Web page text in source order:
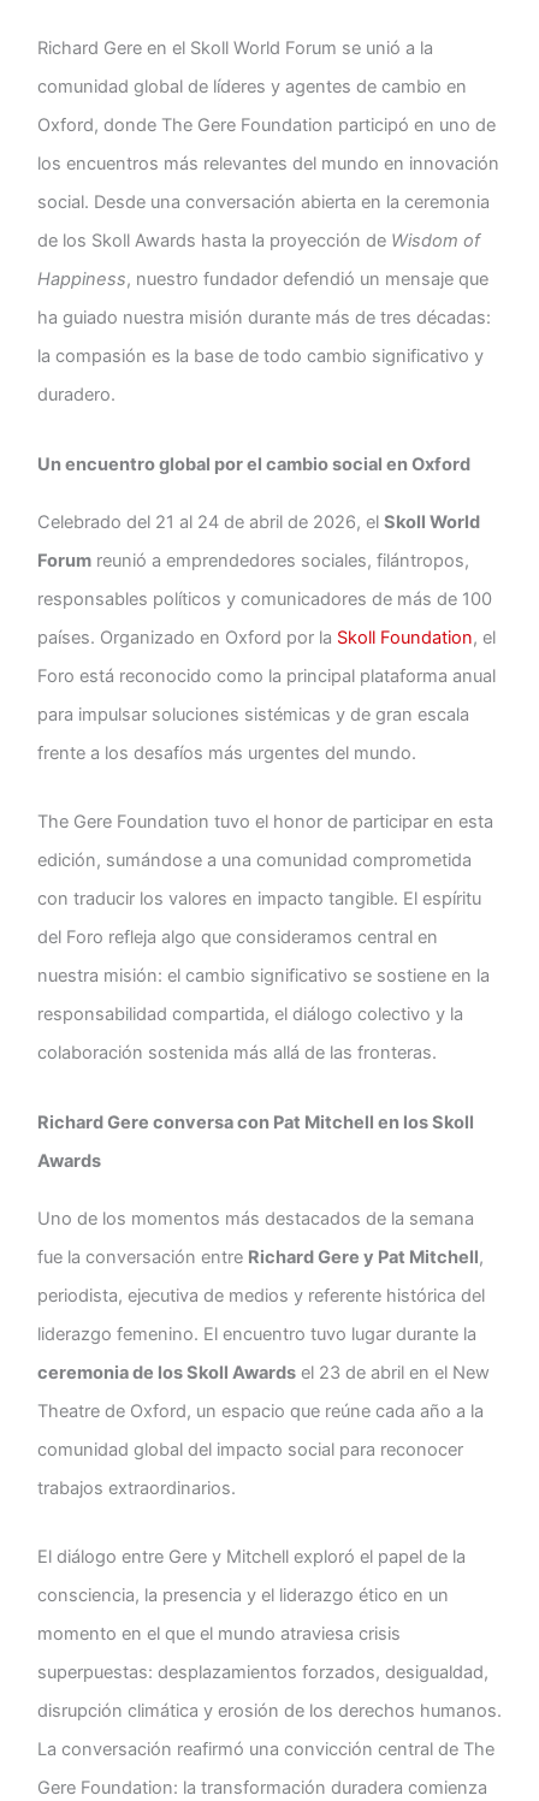
Richard Gere en el Skoll World Forum se unió a la
comunidad global de líderes y agentes de cambio en
Oxford, donde The Gere Foundation participó en uno de
los encuentros más relevantes del mundo en innovación
social. Desde una conversación abierta en la ceremonia
de los Skoll Awards hasta la proyección de Wisdom of
Happiness, nuestro fundador defendió un mensaje que
ha guiado nuestra misión durante más de tres décadas:
la compasión es la base de todo cambio significativo y
duradero.
Un encuentro global por el cambio social en Oxford
Celebrado del 21 al 24 de abril de 2026, el Skoll World
Forum reunió a emprendedores sociales, filántropos,
responsables políticos y comunicadores de más de 100
países. Organizado en Oxford por la Skoll Foundation, el
Foro está reconocido como la principal plataforma anual
para impulsar soluciones sistémicas y de gran escala
frente a los desafíos más urgentes del mundo.
The Gere Foundation tuvo el honor de participar en esta
edición, sumándose a una comunidad comprometida
con traducir los valores en impacto tangible. El espíritu
del Foro refleja algo que consideramos central en
nuestra misión: el cambio significativo se sostiene en la
responsabilidad compartida, el diálogo colectivo y la
colaboración sostenida más allá de las fronteras.
Richard Gere conversa con Pat Mitchell en los Skoll
Awards
Uno de los momentos más destacados de la semana
fue la conversación entre Richard Gere y Pat Mitchell,
periodista, ejecutiva de medios y referente histórica del
liderazgo femenino. El encuentro tuvo lugar durante la
ceremonia de los Skoll Awards el 23 de abril en el New
Theatre de Oxford, un espacio que reúne cada año a la
comunidad global del impacto social para reconocer
trabajos extraordinarios.
El diálogo entre Gere y Mitchell exploró el papel de la
consciencia, la presencia y el liderazgo ético en un
momento en el que el mundo atraviesa crisis
superpuestas: desplazamientos forzados, desigualdad,
disrupción climática y erosión de los derechos humanos.
La conversación reafirmó una convicción central de The
Gere Foundation: la transformación duradera comienza